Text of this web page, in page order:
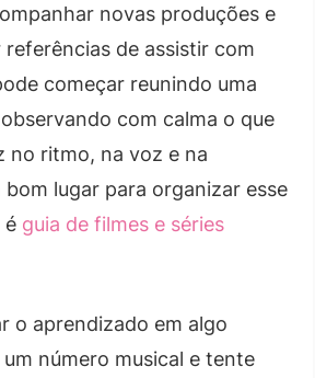
novas produções e
de assistir com
começar reunindo uma
com calma o que
no ritmo, na voz e na
lugar para organizar esse
é guia de filmes e séries
o aprendizado em algo
número musical e tente